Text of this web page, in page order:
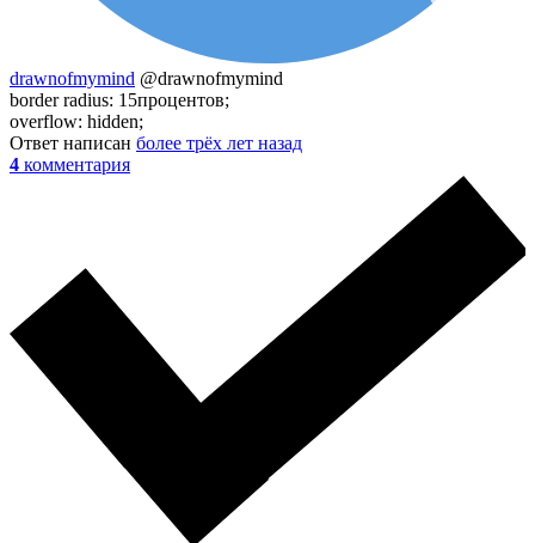
drawnofmymind @drawnofmymind
border radius: 15процентов;
overflow: hidden;
Ответ написан более трёх лет назад
4 комментария